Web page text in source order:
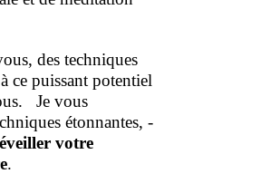
des techniques
ce puissant potentiel
Je vous
étonnantes, -
éveiller votre
.